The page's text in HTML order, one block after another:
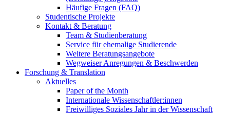
Häufige Fragen (FAQ)
Studentische Projekte
Kontakt & Beratung
Team & Studienberatung
Service für ehemalige Studierende
Weitere Beratungsangebote
Wegweiser Anregungen & Beschwerden
Forschung & Translation
Aktuelles
Paper of the Month
Internationale Wissenschaftler:innen
Freiwilliges Soziales Jahr in der Wissenschaft